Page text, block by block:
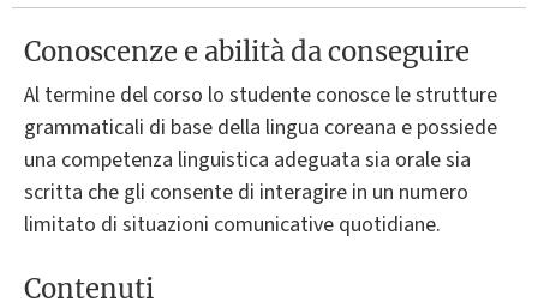
Conoscenze e abilità da conseguire
Al termine del corso lo studente conosce le strutture
grammaticali di base della lingua coreana e possiede
una competenza linguistica adeguata sia orale sia
scritta che gli consente di interagire in un numero
limitato di situazioni comunicative quotidiane.
Contenuti